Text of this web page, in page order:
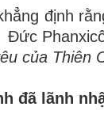
định
Đức
của Thiên
đã lãnh